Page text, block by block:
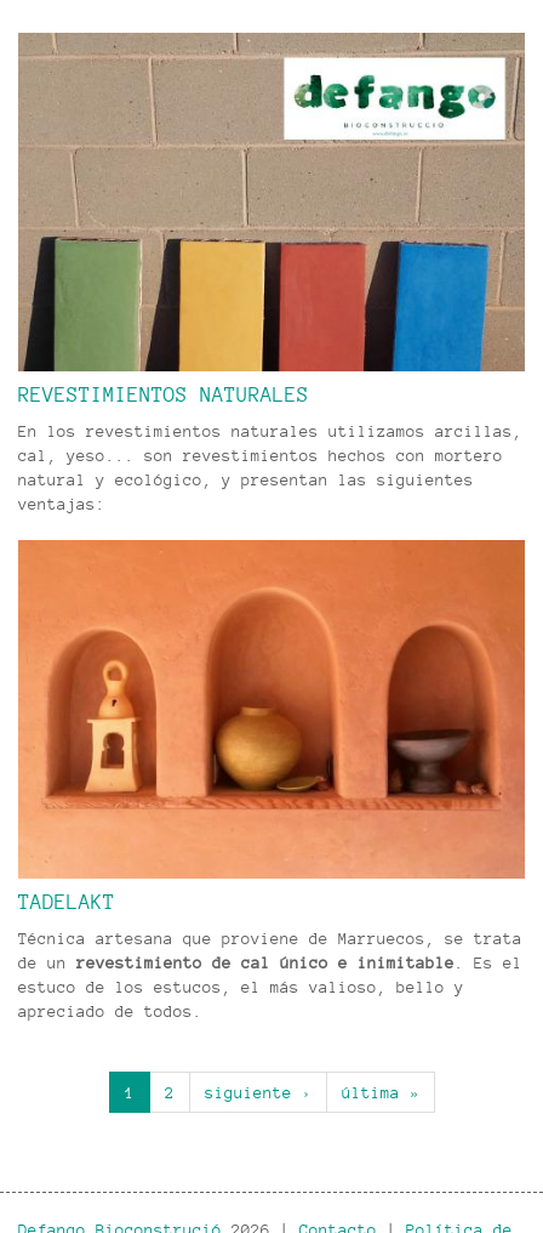
REVESTIMIENTOS NATURALES
En los revestimientos naturales utilizamos arcillas,
cal, yeso... son revestimientos hechos con mortero
natural y ecológico, y presentan las siguientes
ventajas:
TADELAKT
Técnica artesana que proviene de Marruecos, se trata
de un revestimiento de cal único e inimitable . Es el
estuco de los estucos, el más valioso, bello y
apreciado de todos.
1 2 siguiente › última »
Defango Bioconstrució 2026 |Contacto | Política de